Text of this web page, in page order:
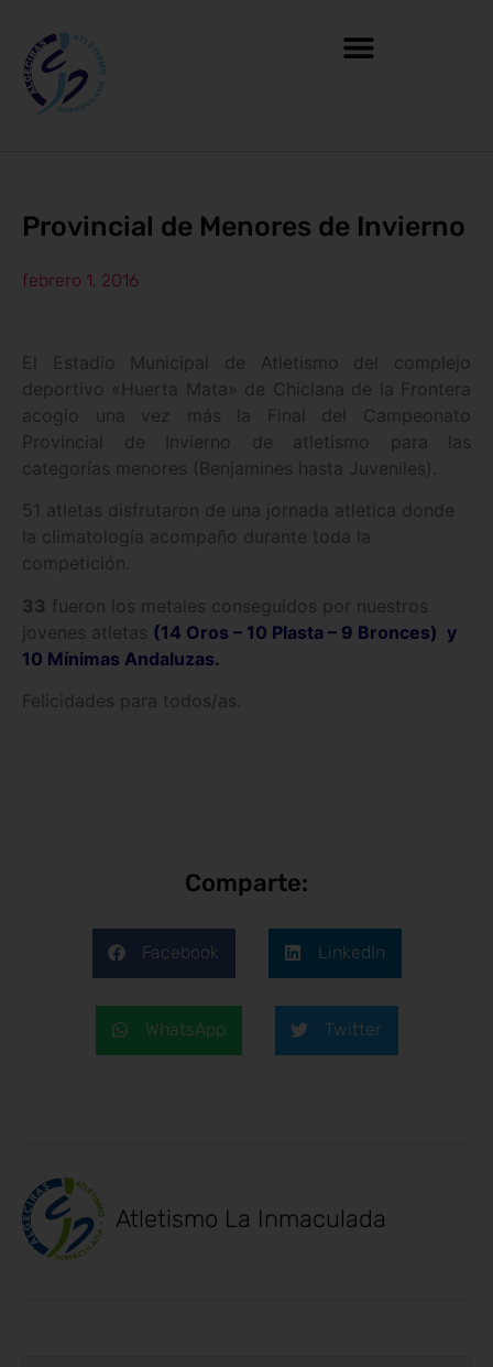
Provincial de Menores de Invierno
febrero 1, 2016
El Estadio Municipal de Atletismo del complejo
deportivo «Huerta Mata» de Chiclana de la Frontera
acogio una vez más la Final del Campeonato
Provincial de Invierno de atletismo para las
categorías menores (Benjamines hasta Juveniles).
51 atletas disfrutaron de una jornada atletica donde
la climatología acompaño durante toda la
competición.
33 fueron los metales conseguidos por nuestros
jovenes atletas (14 Oros – 10 Plasta – 9 Bronces) y
10 Mínimas Andaluzas.
Felicidades para todos/as.
Comparte:
Facebook LinkedIn
WhatsApp Twitter
Atletismo La Inmaculada